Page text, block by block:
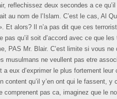
reflechissez deux secondes a ce
au nom de l’Islam. C’est le cas, Al
Et alors? Il n’a pas dit que ces
pas qu’il soit d’accord avec ce que
PAS Mr. Blair. C’est limite si vous ne
musulmans ne veullent pas etre
a eux d’exprimer le plus fortement
content qu’il y’en ont qui le fassent, y
comprenent pas ca, imaginez que le